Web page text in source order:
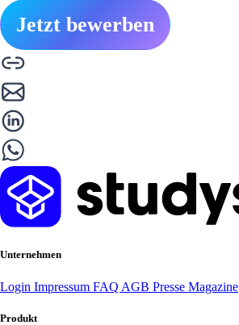
Jetzt bewerben
Unternehmen
Login Impressum FAQ AGB Presse Magazine
Produkt